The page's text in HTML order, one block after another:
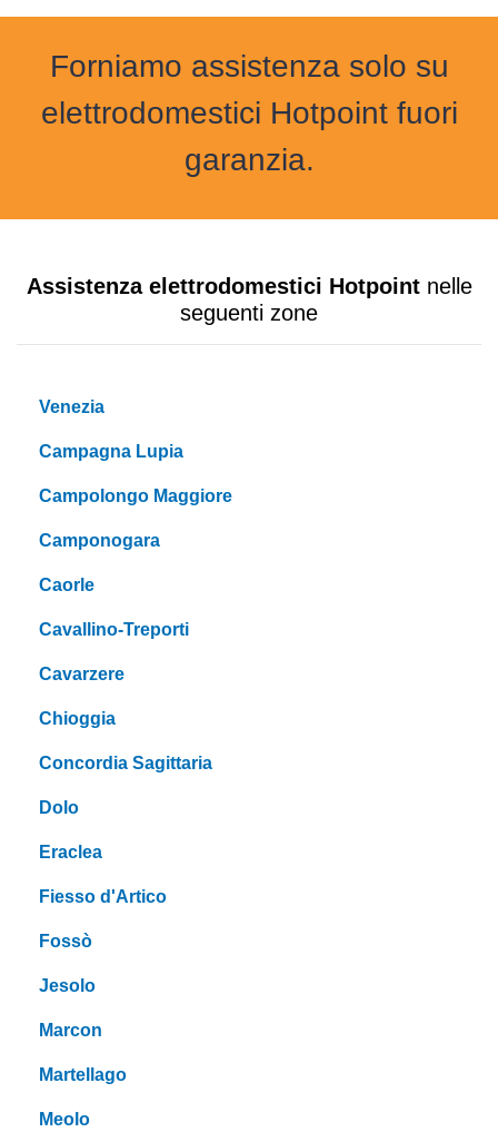
Forniamo assistenza solo su
elettrodomestici Hotpoint fuori
garanzia.
Assistenza elettrodomestici Hotpointnelle
seguenti zone
Venezia
Campagna Lupia
Campolongo Maggiore
Camponogara
Caorle
Cavallino-Treporti
Cavarzere
Chioggia
Concordia Sagittaria
Dolo
Eraclea
Fiesso d'Artico
Fossò
Jesolo
Marcon
Martellago
Meolo